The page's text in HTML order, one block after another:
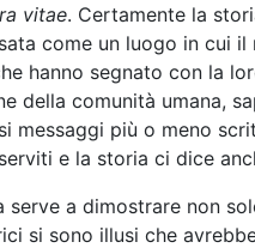
vitae. Certamente la
come un luogo in cui
hanno segnato con la
della comunità umana,
messaggi più o meno
e la storia ci dice
a dimostrare non
si sono illusi che